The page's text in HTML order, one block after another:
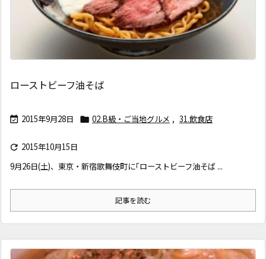
ローストビーフ油そば
 2015年9月28日  02.B級・ご当地グルメ , 31.飲食店
 2015年10月15日
9月26日(土)、東京・新宿歌舞伎町に｢ローストビーフ油そば ...
記事を読む